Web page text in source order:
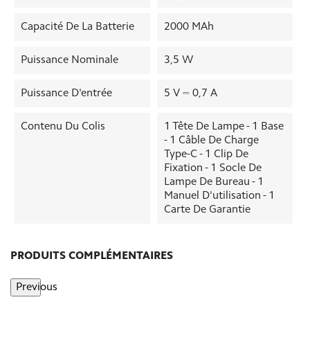
Capacité De La Batterie 2000 MAh
Puissance Nominale 3,5 W
Puissance D'entrée 5 V ⎓ 0,7 A
Contenu Du Colis
1 Tête De Lampe - 1 Base
- 1 Câble De Charge
Type-C - 1 Clip De
Fixation - 1 Socle De
Lampe De Bureau - 1
Manuel D'utilisation - 1
Carte De Garantie
PRODUITS COMPLÉMENTAIRES
Previous